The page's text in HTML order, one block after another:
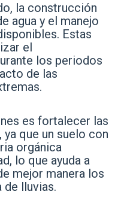
la construcción
agua y el manejo
Estas
el
los periodos
de las
es fortalecer las
que un suelo con
orgánica
lo que ayuda a
mejor manera los
lluvias.